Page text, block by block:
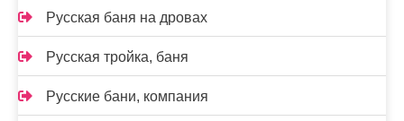
Русская баня на дровах
Русская тройка, баня
Русские бани, компания